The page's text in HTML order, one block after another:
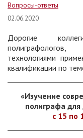
Вопросы-ответы
02.06.2020
Дорогие
технологиями
квалификации по
«Изучение
полиграфа
с 15 по